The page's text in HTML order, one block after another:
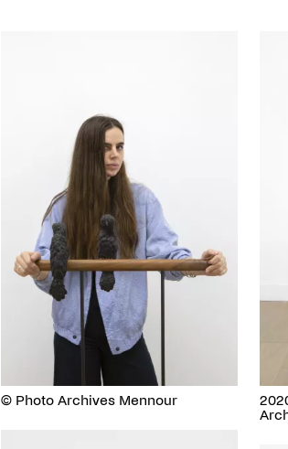
© Photo Archives Mennour